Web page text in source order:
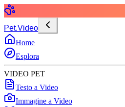
Pet.Video
Home
Esplora
VIDEO PET
Testo a Video
Immagine a Video